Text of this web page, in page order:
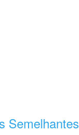
Semelhantes